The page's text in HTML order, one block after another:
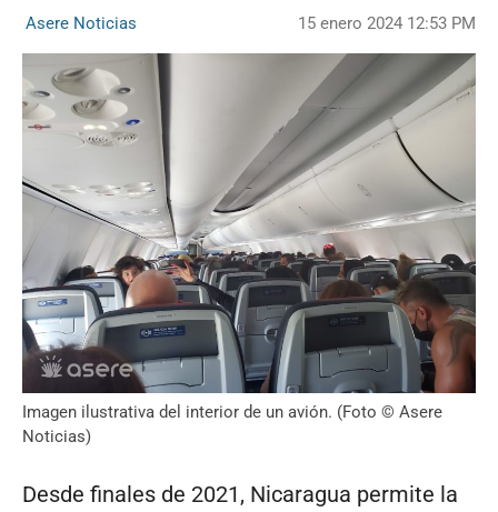
Asere Noticias 15 enero 2024 12:53 PM
Imagen ilustrativa del interior de un avión. (Foto © Asere
Noticias)
Desde finales de 2021, Nicaragua permite la